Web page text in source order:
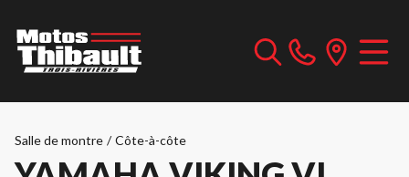
Salle de montre / Côte-à-côte